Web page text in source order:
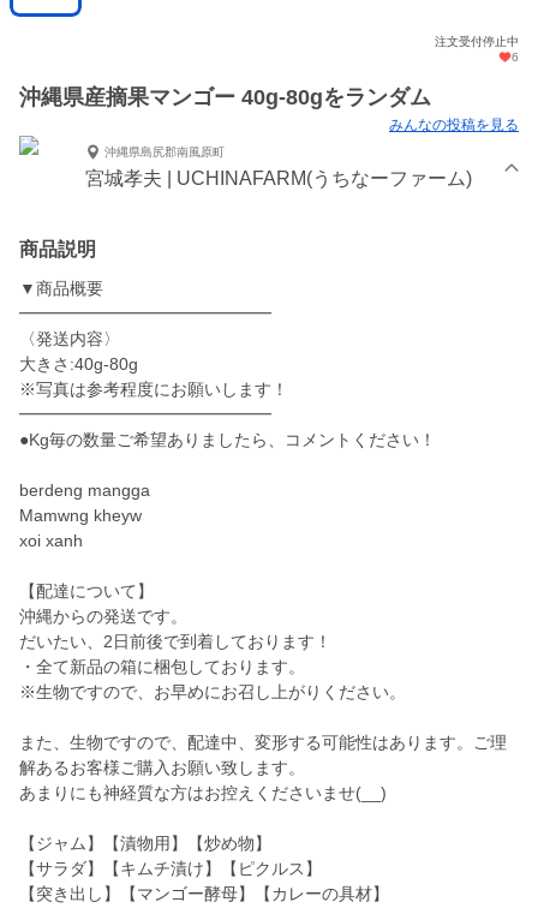
注文受付停止中
6
沖縄県産摘果マンゴー 40g-80gをランダム
みんなの投稿を見る
沖縄県島尻郡南風原町
宮城孝夫 | UCHINAFARM(うちなーファーム)
商品説明
▼商品概要
━━━━━━━━━━━━━━━
〈発送内容〉
大きさ:40g-80g
※写真は参考程度にお願いします！
━━━━━━━━━━━━━━━
●Kg毎の数量ご希望ありましたら、コメントください！
berdeng mangga
Mamwng kheyw
xoi xanh
【配達について】
沖縄からの発送です。
だいたい、2日前後で到着しております！
・全て新品の箱に梱包しております。
※生物ですので、お早めにお召し上がりください。
また、生物ですので、配達中、変形する可能性はあります。ご理
解あるお客様ご購入お願い致します。
あまりにも神経質な方はお控えくださいませ(__)
【ジャム】【漬物用】【炒め物】
【サラダ】【キムチ漬け】【ピクルス】
【突き出し】【マンゴー酵母】【カレーの具材】